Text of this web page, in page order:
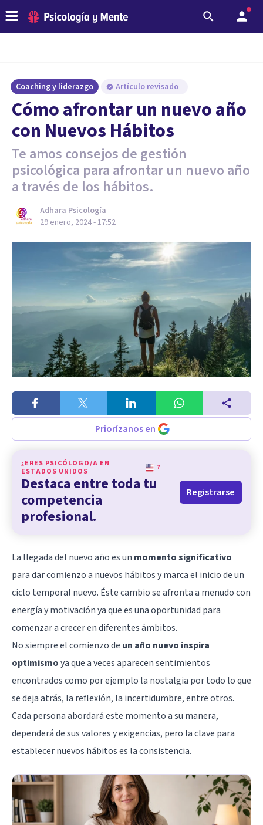
Coaching y liderazgo Artículo revisado
Cómo afrontar un nuevo año
con Nuevos Hábitos
Te amos consejos de gestión
psicológica para afrontar un nuevo año
a través de los hábitos.
Adhara Psicología
29 enero, 2024 - 17:52
Priorízanos en
¿ERES PSICÓLOGO/A EN
ESTADOS UNIDOS
?
Destaca entre toda tu
competencia
profesional.
Registrarse
La llegada del nuevo año es un momento significativo
para dar comienzo a nuevos hábitos y marca el inicio de un
ciclo temporal nuevo. Éste cambio se afronta a menudo con
energía y motivación ya que es una oportunidad para
comenzar a crecer en diferentes ámbitos.
No siempre el comienzo de un año nuevo inspira
optimismoya que a veces aparecen sentimientos
encontrados como por ejemplo la nostalgia por todo lo que
se deja atrás, la reflexión, la incertidumbre, entre otros.
Cada persona abordará este momento a su manera,
dependerá de sus valores y exigencias, pero la clave para
establecer nuevos hábitos es la consistencia.